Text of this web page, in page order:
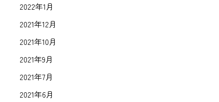
2022年1月
2021年12月
2021年10月
2021年9月
2021年7月
2021年6月